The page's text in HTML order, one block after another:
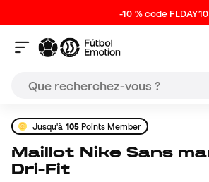
-10 % code FLDAY10
Jusqu'à 105Points Member
Maillot Nike Sans manches Pro
Dri-Fit